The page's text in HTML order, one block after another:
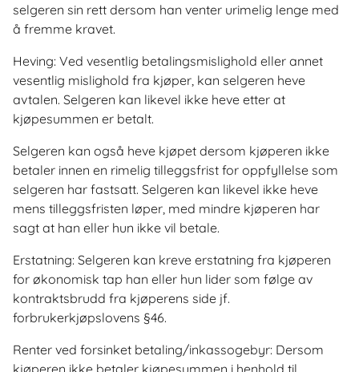
selgeren sin rett dersom han venter urimelig lenge med
å fremme kravet.
Heving: Ved vesentlig betalingsmislighold eller annet
vesentlig mislighold fra kjøper, kan selgeren heve
avtalen. Selgeren kan likevel ikke heve etter at
kjøpesummen er betalt.
Selgeren kan også heve kjøpet dersom kjøperen ikke
betaler innen en rimelig tilleggsfrist for oppfyllelse som
selgeren har fastsatt. Selgeren kan likevel ikke heve
mens tilleggsfristen løper, med mindre kjøperen har
sagt at han eller hun ikke vil betale.
Erstatning: Selgeren kan kreve erstatning fra kjøperen
for økonomisk tap han eller hun lider som følge av
kontraktsbrudd fra kjøperens side jf.
forbrukerkjøpslovens §46.
Renter ved forsinket betaling/inkassogebyr: Dersom
kjøperen ikke betaler kjøpesummen i henhold til